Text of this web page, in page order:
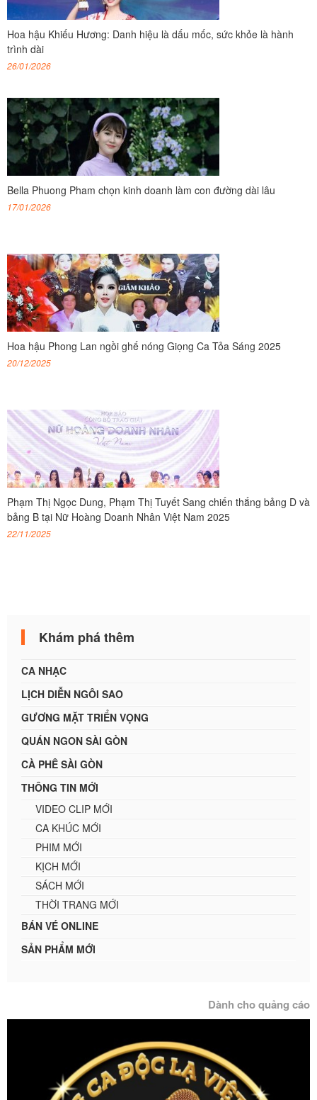
Hoa hậu Khiếu Hương: Danh hiệu là dấu mốc, sức khỏe là hành
trình dài
26/01/2026
Bella Phuong Pham chọn kinh doanh làm con đường dài lâu
17/01/2026
Hoa hậu Phong Lan ngồi ghế nóng Giọng Ca Tỏa Sáng 2025
20/12/2025
Phạm Thị Ngọc Dung, Phạm Thị Tuyết Sang chiến thắng bảng D và
bảng B tại Nữ Hoàng Doanh Nhân Việt Nam 2025
22/11/2025
Khám phá thêm
CA NHẠC
LỊCH DIỄN NGÔI SAO
GƯƠNG MẶT TRIỂN VỌNG
QUÁN NGON SÀI GÒN
CÀ PHÊ SÀI GÒN
THÔNG TIN MỚI
VIDEO CLIP MỚI
CA KHÚC MỚI
PHIM MỚI
KỊCH MỚI
SÁCH MỚI
THỜI TRANG MỚI
BÁN VÉ ONLINE
SẢN PHẨM MỚI
Dành cho quảng cáo